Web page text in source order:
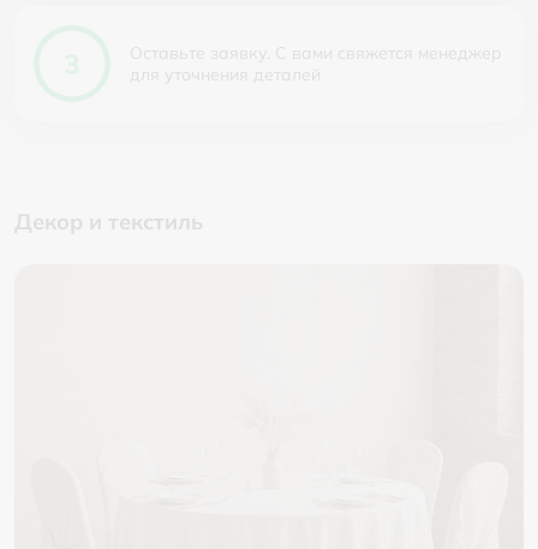
Оставьте заявку. С вами свяжется менеджер
для уточнения деталей
Декор и текстиль